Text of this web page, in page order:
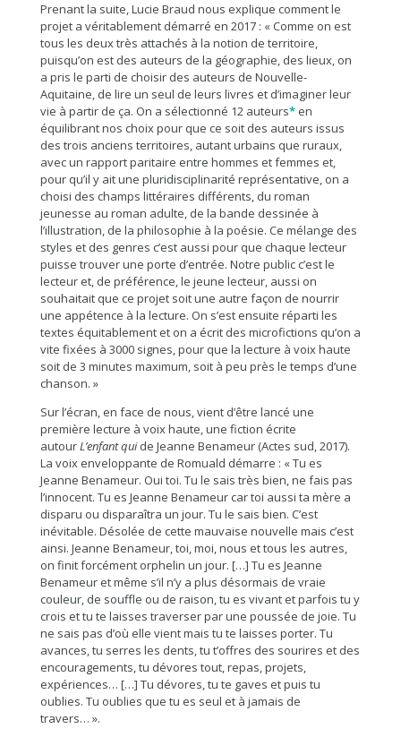
Prenant la suite, Lucie Braud nous explique comment le
projet a véritablement démarré en 2017 : « Comme on est
tous les deux très attachés à la notion de territoire,
puisqu’on est des auteurs de la géographie, des lieux, on
a pris le parti de choisir des auteurs de Nouvelle-
Aquitaine, de lire un seul de leurs livres et d’imaginer leur
vie à partir de ça. On a sélectionné 12 auteurs*en
équilibrant nos choix pour que ce soit des auteurs issus
des trois anciens territoires, autant urbains que ruraux,
avec un rapport paritaire entre hommes et femmes et,
pour qu’il y ait une pluridisciplinarité représentative, on a
choisi des champs littéraires différents, du roman
jeunesse au roman adulte, de la bande dessinée à
l’illustration, de la philosophie à la poésie. Ce mélange des
styles et des genres c’est aussi pour que chaque lecteur
puisse trouver une porte d’entrée. Notre public c’est le
lecteur et, de préférence, le jeune lecteur, aussi on
souhaitait que ce projet soit une autre façon de nourrir
une appétence à la lecture. On s’est ensuite réparti les
textes équitablement et on a écrit des microfictions qu’on a
vite fixées à 3000 signes, pour que la lecture à voix haute
soit de 3 minutes maximum, soit à peu près le temps d’une
chanson. »
Sur l’écran, en face de nous, vient d’être lancé une
première lecture à voix haute, une fiction écrite
autourL’enfant quide Jeanne Benameur (Actes sud, 2017).
La voix enveloppante de Romuald démarre : « Tu es
Jeanne Benameur. Oui toi. Tu le sais très bien, ne fais pas
l’innocent. Tu es Jeanne Benameur car toi aussi ta mère a
disparu ou disparaîtra un jour. Tu le sais bien. C’est
inévitable. Désolée de cette mauvaise nouvelle mais c’est
ainsi. Jeanne Benameur, toi, moi, nous et tous les autres,
on finit forcément orphelin un jour. […] Tu es Jeanne
Benameur et même s’il n’y a plus désormais de vraie
couleur, de souffle ou de raison, tu es vivant et parfois tu y
crois et tu te laisses traverser par une poussée de joie. Tu
ne sais pas d’où elle vient mais tu te laisses porter. Tu
avances, tu serres les dents, tu t’offres des sourires et des
encouragements, tu dévores tout, repas, projets,
expériences… […] Tu dévores, tu te gaves et puis tu
oublies. Tu oublies que tu es seul et à jamais de
travers… ».